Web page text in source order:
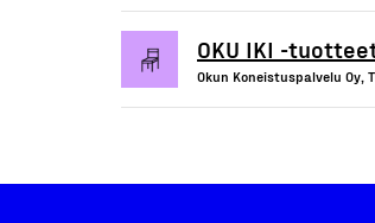
OKU IKI -
Okun Koneistuspalvelu Oy,